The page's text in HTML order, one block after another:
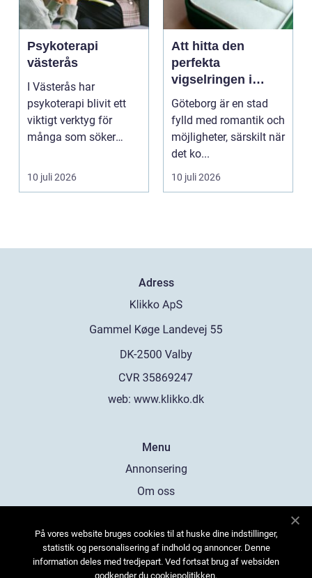
Psykoterapi
västerås
I Västerås har
psykoterapi blivit ett
viktigt verktyg för
många som söker
välmående i liv...
10 juli 2026
Att hitta den
perfekta
vigselringen i
Göteborg
Göteborg är en stad
fylld med romantik och
möjligheter, särskilt när
det ko...
10 juli 2026
Adress
web: www.klikko.dk
Menu
Annonsering
Om oss
Kontakta oss
Sitemap
På vores website bruges cookies til at huske dine indstillinger,
statistik og personalisering af indhold og annoncer. Denne
information deles med tredjepart. Ved fortsat brug af websiden
godkender du cookiepolitikken.